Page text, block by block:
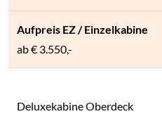
ab € 3.550,-
Deluxekabine Oberdeck